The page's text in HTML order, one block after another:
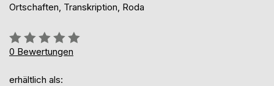
Ortschaften, Transkription, Roda
Bewertung::
0%
0 Bewertungen
erhältlich als: